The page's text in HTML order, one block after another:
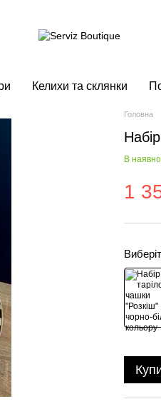
Келихи та склянки
Головна
В
1